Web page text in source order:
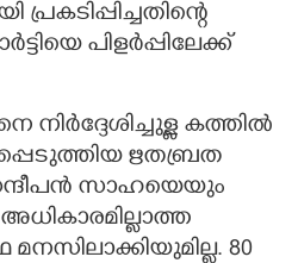
പിളർപ്പിലേക്ക്
നിർദ്ദേശിച്ചുള്ള കത്തിൽ
ഋതബ്രത
സാഹയെയും
80